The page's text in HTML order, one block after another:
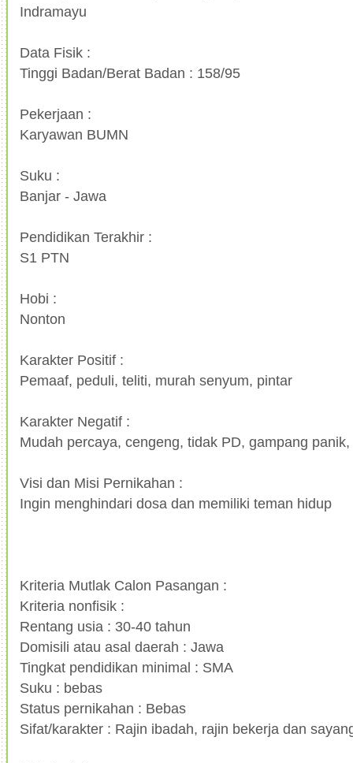
Indramayu
Data Fisik :
Tinggi Badan/Berat Badan : 158/95
Pekerjaan :
Karyawan BUMN
Suku :
Banjar - Jawa
Pendidikan Terakhir :
S1 PTN
Hobi :
Nonton
Karakter Positif :
Pemaaf, peduli, teliti, murah senyum, pintar
Karakter Negatif :
Mudah percaya, cengeng, tidak PD, gampang
Visi dan Misi Pernikahan :
Ingin menghindari dosa dan memiliki teman hidup
Kriteria Mutlak Calon Pasangan :
Kriteria nonfisik :
Rentang usia : 30-40 tahun
Domisili atau asal daerah : Jawa
Tingkat pendidikan minimal : SMA
Suku : bebas
Status pernikahan : Bebas
Sifat/karakter : Rajin ibadah, rajin bekerja dan